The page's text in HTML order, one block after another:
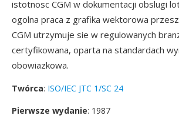
istotnosc CGM w dokumentacji obslugi
ogolna praca z grafika wektorowa
CGM utrzymuje sie w regulowanych
certyfikowana, oparta na standardach
obowiazkowa.
Twórca: ISO/IEC JTC 1/SC 24
Pierwsze wydanie: 1987